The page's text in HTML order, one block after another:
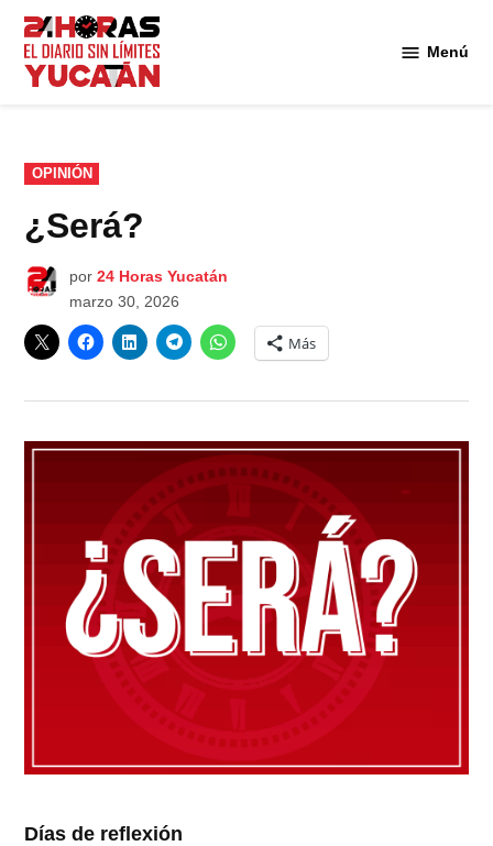
Saltar
contenido
Menú
PUBLICADO
EN
OPINIÓN
¿Será?
por 24 Horas Yucatán
marzo 30, 2026
Más
Días de reflexión